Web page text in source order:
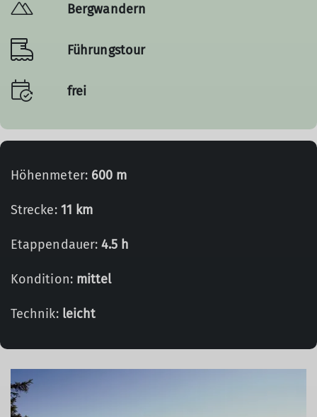
Bergwandern
Führungstour
frei
Höhenmeter: 600 m
Strecke: 11 km
Etappendauer:4.5 h
Kondition: mittel
Technik: leicht